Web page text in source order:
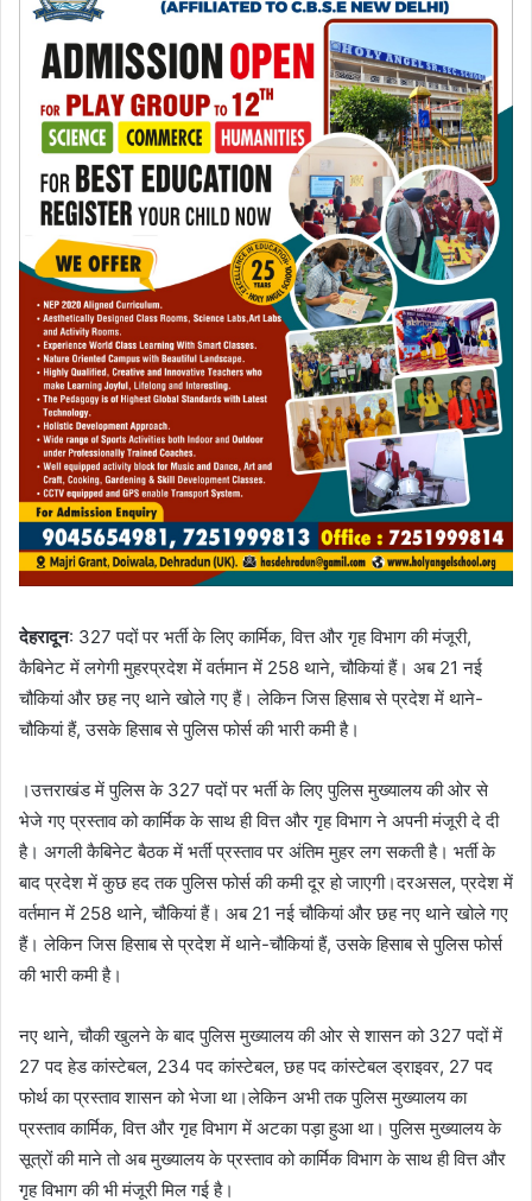
देहरादून: 327 पदों पर भर्ती के लिए कार्मिक, वित्त और गृह विभाग की मंजूरी,
कैबिनेट में लगेगी मुहरप्रदेश में वर्तमान में 258 थाने, चौकियां हैं। अब 21 नई
चौकियां और छह नए थाने खोले गए हैं। लेकिन जिस हिसाब से प्रदेश में थाने-
चौकियां हैं, उसके हिसाब से पुलिस फोर्स की भारी कमी है।
।उत्तराखंड में पुलिस के 327 पदों पर भर्ती के लिए पुलिस मुख्यालय की ओर से
भेजे गए प्रस्ताव को कार्मिक के साथ ही वित्त और गृह विभाग ने अपनी मंजूरी दे दी
है। अगली कैबिनेट बैठक में भर्ती प्रस्ताव पर अंतिम मुहर लग सकती है। भर्ती के
बाद प्रदेश में कुछ हद तक पुलिस फोर्स की कमी दूर हो जाएगी।दरअसल, प्रदेश में
वर्तमान में 258 थाने, चौकियां हैं। अब 21 नई चौकियां और छह नए थाने खोले गए
हैं। लेकिन जिस हिसाब से प्रदेश में थाने-चौकियां हैं, उसके हिसाब से पुलिस फोर्स
की भारी कमी है।
नए थाने, चौकी खुलने के बाद पुलिस मुख्यालय की ओर से शासन को 327 पदों में
27 पद हेड कांस्टेबल, 234 पद कांस्टेबल, छह पद कांस्टेबल ड्राइवर, 27 पद
फोर्थ का प्रस्ताव शासन को भेजा था।लेकिन अभी तक पुलिस मुख्यालय का
प्रस्ताव कार्मिक, वित्त और गृह विभाग में अटका पड़ा हुआ था। पुलिस मुख्यालय के
सूत्रों की माने तो अब मुख्यालय के प्रस्ताव को कार्मिक विभाग के साथ ही वित्त और
गृह विभाग की भी मंजूरी मिल गई है।